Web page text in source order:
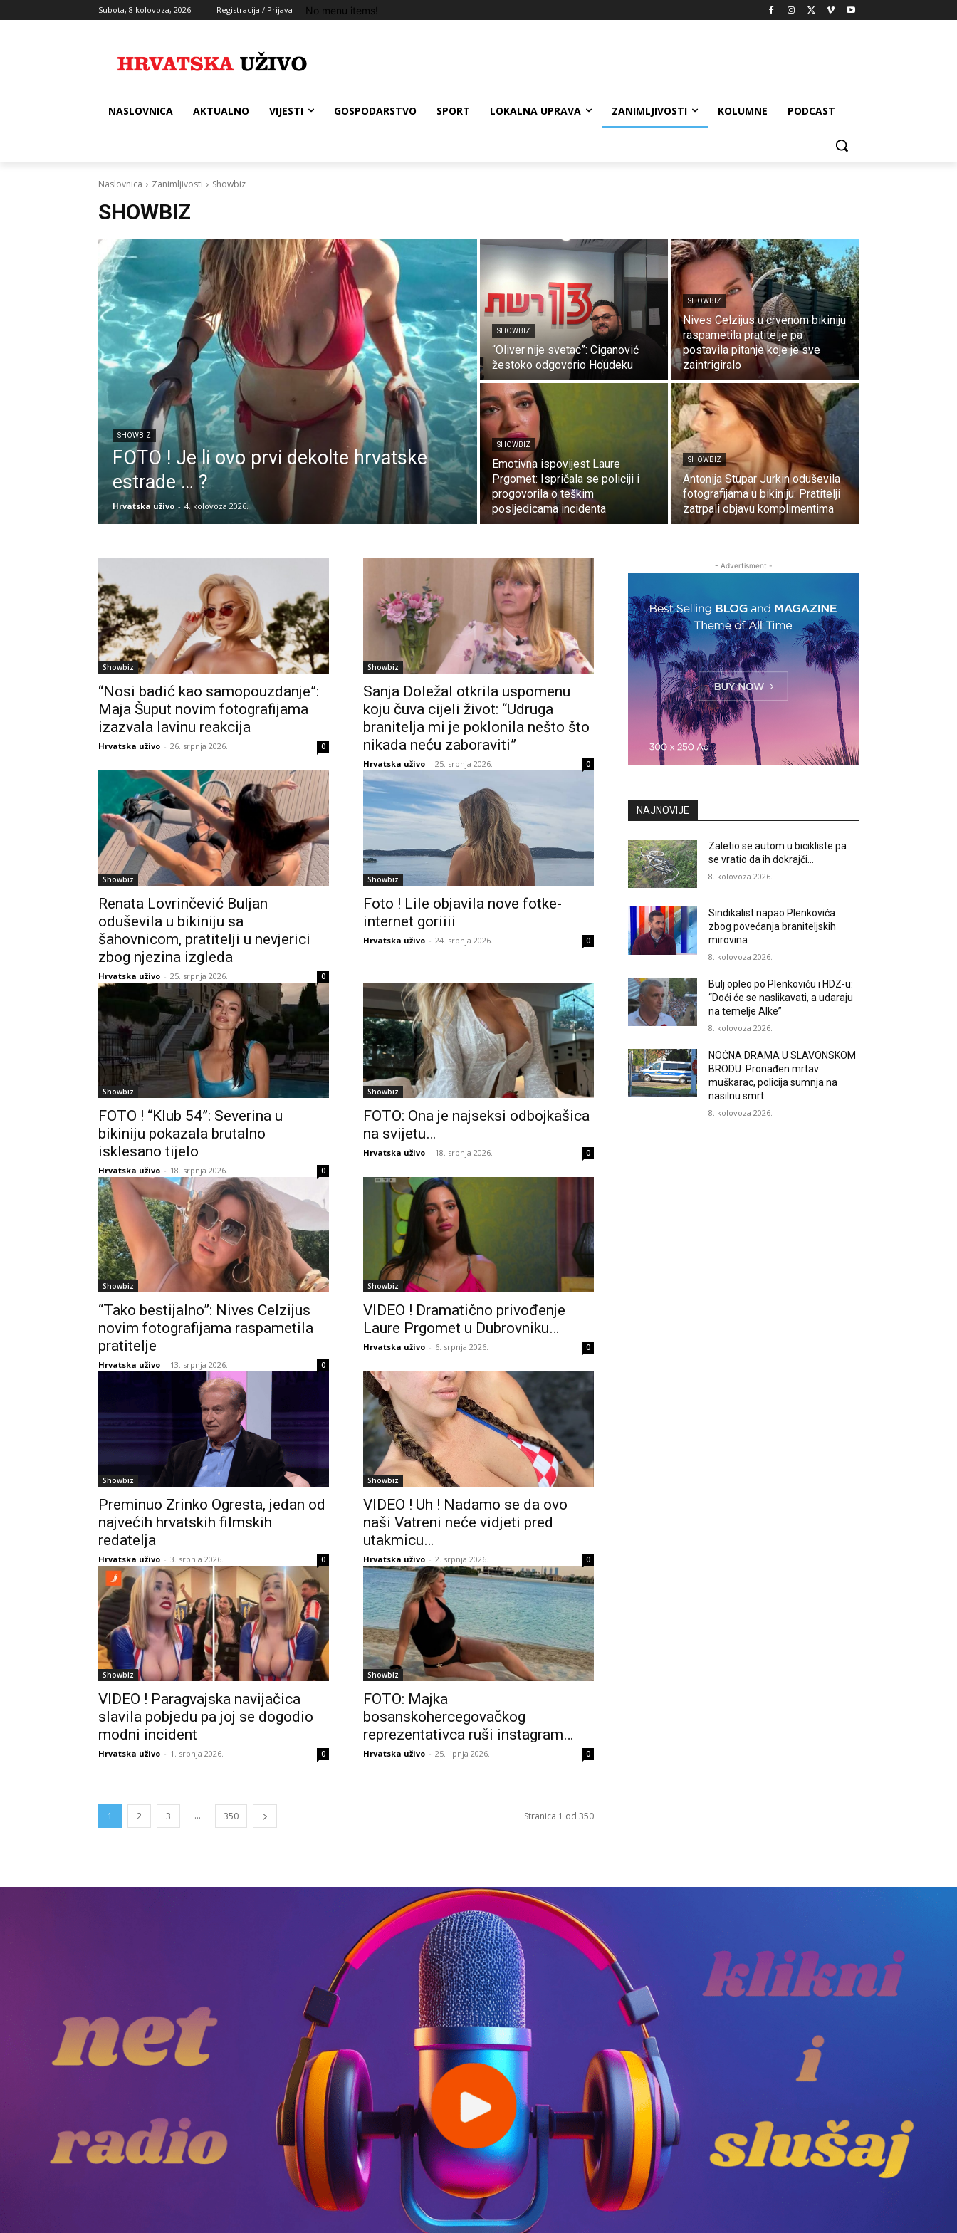
Subota, 8 kolovoza, 2026 Registracija / Prijava No menu items!
NASLOVNICA AKTUALNO VIJESTI GOSPODARSTVO SPORT LOKALNA UPRAVA ZANIMLJIVOSTI KOLUMNE PODCAST
Naslovnica Zanimljivosti Showbiz
SHOWBIZ
SHOWBIZ
FOTO ! Je li ovo prvi dekolte hrvatske
estrade … ?
Hrvatska uživo - 4. kolovoza 2026.
SHOWBIZ
“Oliver nije svetac”: Ciganović
žestoko odgovorio Houdeku
SHOWBIZ
Nives Celzijus u crvenom bikiniju
raspametila pratitelje pa
postavila pitanje koje je sve
zaintrigiralo
SHOWBIZ
Emotivna ispovijest Laure
Prgomet: Ispričala se policiji i
progovorila o teškim
posljedicama incidenta
SHOWBIZ
Antonija Stupar Jurkin oduševila
fotografijama u bikiniju: Pratitelji
zatrpali objavu komplimentima
Showbiz
“Nosi badić kao samopouzdanje”:
Maja Šuput novim fotografijama
izazvala lavinu reakcija
Hrvatska uživo - 26. srpnja 2026. 0
Showbiz
Sanja Doležal otkrila uspomenu
koju čuva cijeli život: “Udruga
branitelja mi je poklonila nešto što
nikada neću zaboraviti”
Hrvatska uživo - 25. srpnja 2026. 0
Showbiz
Renata Lovrinčević Buljan
oduševila u bikiniju sa
šahovnicom, pratitelji u nevjerici
zbog njezina izgleda
Hrvatska uživo - 25. srpnja 2026. 0
Showbiz
Foto ! Lile objavila nove fotke-
internet goriiii
Hrvatska uživo - 24. srpnja 2026. 0
Showbiz
FOTO ! “Klub 54”: Severina u
bikiniju pokazala brutalno
isklesano tijelo
Hrvatska uživo - 18. srpnja 2026. 0
Showbiz
FOTO: Ona je najseksi odbojkašica
na svijetu…
Hrvatska uživo - 18. srpnja 2026. 0
Showbiz
“Tako bestijalno”: Nives Celzijus
novim fotografijama raspametila
pratitelje
Hrvatska uživo - 13. srpnja 2026. 0
Showbiz
VIDEO ! Dramatično privođenje
Laure Prgomet u Dubrovniku…
Hrvatska uživo - 6. srpnja 2026. 0
Showbiz
Preminuo Zrinko Ogresta, jedan od
najvećih hrvatskih filmskih
redatelja
Hrvatska uživo - 3. srpnja 2026. 0
Showbiz
VIDEO ! Uh ! Nadamo se da ovo
naši Vatreni neće vidjeti pred
utakmicu…
Hrvatska uživo - 2. srpnja 2026. 0
Showbiz
VIDEO ! Paragvajska navijačica
slavila pobjedu pa joj se dogodio
modni incident
Hrvatska uživo - 1. srpnja 2026. 0
Showbiz
FOTO: Majka
bosanskohercegovačkog
reprezentativca ruši instagram…
Hrvatska uživo - 25. lipnja 2026. 0
1 2 3 ... 350 Stranica 1 od 350
- Advertisment -
NAJNOVIJE
Zaletio se autom u bicikliste pa
se vratio da ih dokrajči…
8. kolovoza 2026.
Sindikalist napao Plenkovića
zbog povećanja braniteljskih
mirovina
8. kolovoza 2026.
Bulj opleo po Plenkoviću i HDZ-u:
“Doći će se naslikavati, a udaraju
na temelje Alke”
8. kolovoza 2026.
NOĆNA DRAMA U SLAVONSKOM
BRODU: Pronađen mrtav
muškarac, policija sumnja na
nasilnu smrt
8. kolovoza 2026.